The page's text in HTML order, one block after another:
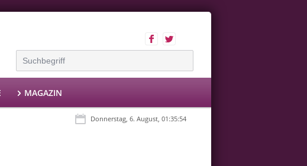
MAGAZIN
Donnerstag, 6. August, 01:35:54